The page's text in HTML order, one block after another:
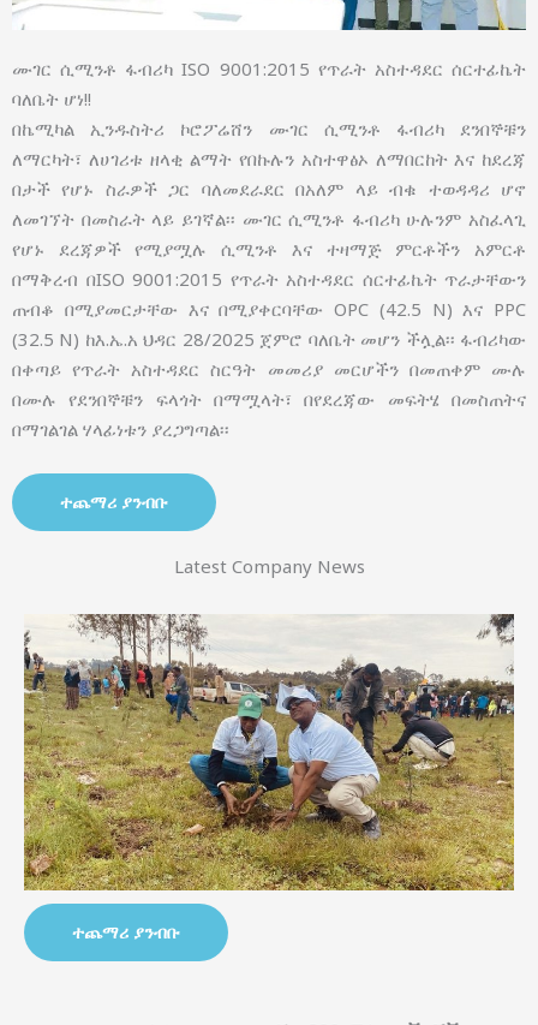
ሙገር ሲሚንቶ ፋብሪካ ISO 9001:2015 የጥራት አስተዳደር ሰርተፊኬት
ባለቤት ሆነ!!
በኬሚካል ኢንዱስትሪ ኮሮፖሬሸን ሙገር ሲሚንቶ ፋብሪካ ደንበኞቹን
ለማርካት፣ ለሀገሪቱ ዘላቂ ልማት የበኩሉን አስተዋፅኦ ለማበርከት እና ከደረጃ
በታች የሆኑ ስራዎች ጋር ባለመደራደር በአለም ላይ ብቁ ተወዳዳሪ ሆኖ
ለመገኘት በመስራት ላይ ይገኛል፡፡ ሙገር ሲሚንቶ ፋብሪካ ሁሉንም አስፈላጊ
የሆኑ ደረጃዎች የሚያሟሉ ሲሚንቶ እና ተዛማጅ ምርቶችን አምርቶ
በማቅረብ በISO 9001:2015 የጥራት አስተዳደር ሰርተፊኬት ጥራታቸውን
ጠብቆ በሚያመርታቸው እና በሚያቀርባቸው OPC (42.5 N) እና PPC
(32.5 N) ከእ.ኤ.አ ህዳር 28/2025 ጀምሮ ባለቤት መሆን ችሏል፡፡ ፋብሪካው
በቀጣይ የጥራት አስተዳደር ስርዓት መመሪያ መርሆችን በመጠቀም ሙሉ
በሙሉ የደንበኞቹን ፍላጎት በማሟላት፣ በየደረጃው መፍትሄ በመስጠትና
በማገልገል ሃላፊነቱን ያረጋግጣል፡፡
ተጨማሪ ያንብቡ
Latest Company News
ተጨማሪ ያንብቡ